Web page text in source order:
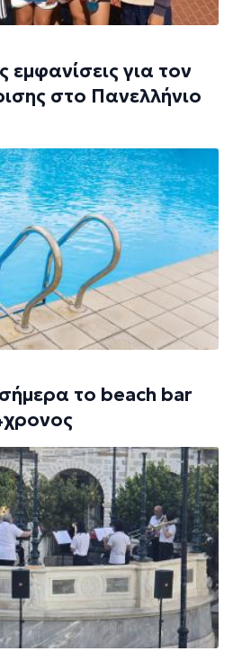
εμφανίσεις για τον
στο Πανελλήνιο
το beach bar